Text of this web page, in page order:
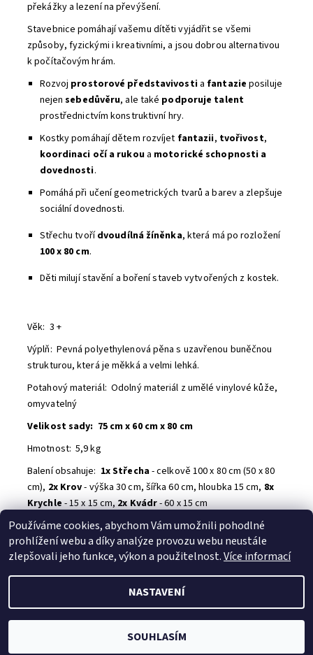
překážky a lezení na převýšení.
Stavebnice pomáhají vašemu dítěti vyjádřit se všemi
způsoby, fyzickými i kreativními, a jsou dobrou alternativou
k počítačovým hrám.
Rozvoj prostorové představivostia fantazie posiluje
nejensebedůvěru, ale také podporuje talent
prostřednictvím konstruktivní hry.
Kostkypomáhají dětem rozvíjet fantazii, tvořivost,
koordinaci očí a rukoua motorické schopnosti a
dovednosti.
Pomáhá při učení geometrických tvarů a barev a zlepšuje
sociální dovednosti.
Střechu tvořídvoudílná žíněnka, která má po rozložení
100 x 80 cm.
Děti milují stavění a boření staveb vytvořených z kostek.
Věk: 3 +
Výplň: Pevná polyethylenová pěna s uzavřenou buněčnou
strukturou, která je měkká a velmi lehká.
Potahový materiál: Odolný materiál z umělé vinylové kůže,
omyvatelný
Velikost sady: 75 cm x 60 cm x 80 cm
Hmotnost: 5,9 kg
Balení obsahuje: 1x Střecha- celkově 100 x 80 cm (50 x 80
cm), 2x Krov- výška 30 cm, šířka 60 cm, hloubka 15 cm, 8x
Krychle- 15 x 15 cm,2x Kvádr- 60 x 15 cm
Buďte první, kdo napíše příspěvek k této položce.
Přidat komentář
2026 © B.B. SPORT s.r.o., všechna práva vyhrazena
Vytvořil Shoptet
Používáme cookies, abychom Vám umožnili pohodlné
prohlížení webu a díky analýze provozu webu neustále
zlepšovali jeho funkce, výkon a použitelnost.Více informací
NASTAVENÍ
SOUHLASÍM